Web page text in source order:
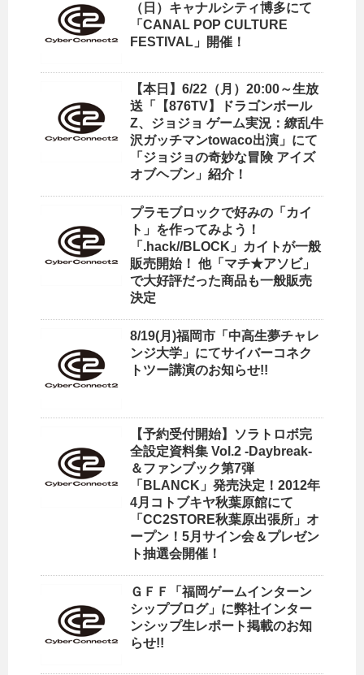
（日）キャナルシティ博多にて
「CANAL POP CULTURE
FESTIVAL」開催！
【本日】6/22（月）20:00～生放
送「【876TV】ドラゴンボール
Z、ジョジョ ゲーム実況：繚乱牛
沢ガッチマンtowaco出演」にて
「ジョジョの奇妙な冒険 アイズ
オブヘブン」紹介！
プラモブロックで好みの「カイ
ト」を作ってみよう！
「.hack//BLOCK」カイトが一般
販売開始！ 他「マチ★アソビ」
で大好評だった商品も一般販売
決定
8/19(月)福岡市「中高生夢チャレ
ンジ大学」にてサイバーコネク
トツー講演のお知らせ!!
【予約受付開始】ソラトロボ完
全設定資料集 Vol.2 -Daybreak-
＆ファンブック第7弾
「BLANCK」発売決定！2012年
4月コトブキヤ秋葉原館にて
「CC2STORE秋葉原出張所」オ
ープン！5月サイン会＆プレゼン
ト抽選会開催！
ＧＦＦ「福岡ゲームインターン
シップブログ」に弊社インター
ンシップ生レポート掲載のお知
らせ!!